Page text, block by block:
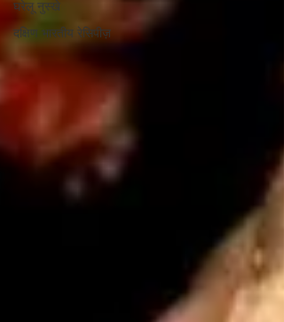
घरेलू नुस्खे
दक्षिण भारतीय रेसिपीज़